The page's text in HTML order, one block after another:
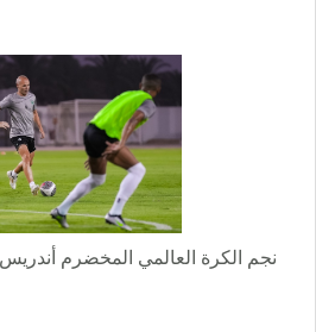
نجم الكرة العالمي المخضرم أندريس